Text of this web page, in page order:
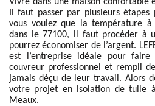
Il faut passer par plusieurs
vous voulez que la température
dans le 77100, il faut procéder à
pourrez économiser de l’argent.
est l’entreprise idéale pour
couvreur professionnel et rempli
jamais déçu de leur travail. Alors
votre projet en isolation de tuile à
Meaux.